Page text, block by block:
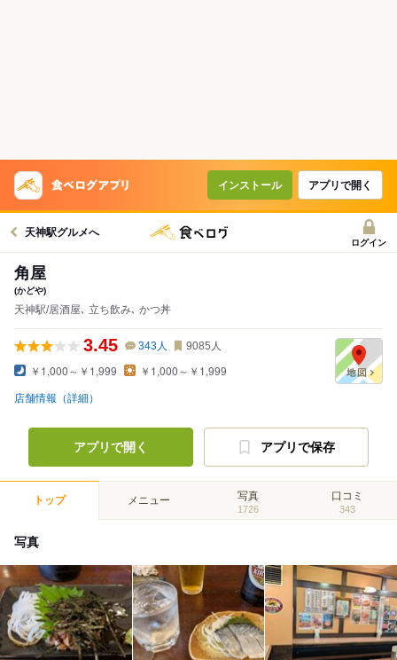
インストール アプリで開く
天神駅グルメへ
ログイン
角屋
(かどや)
天神駅/居酒屋､ 立ち飲み､ かつ丼
3.45 343人 9085 人
￥1,000～￥1,999 ￥1,000～￥1,999
店舗情報（詳細）
アプリで開く アプリで保存
トップ メニュー 写真
1726
口コミ
343
写真